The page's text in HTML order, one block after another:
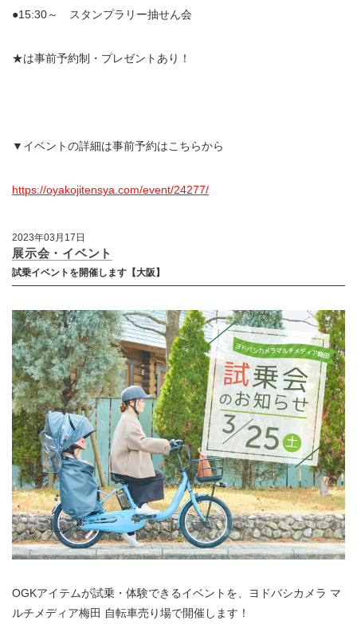
●15:30～ スタンプラリー抽せん会
★は事前予約制・プレゼントあり！
▼イベントの詳細は事前予約はこちらから
https://oyakojitensya.com/event/24277/
2023年03月17日
展示会・イベント
試乗イベントを開催します【大阪】
OGKアイテムが試乗・体験できるイベントを、ヨドバシカメラ マ
ルチメディア梅田 自転車売り場で開催します！